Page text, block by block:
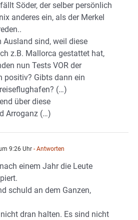
Söder, der selber persönlich
anderes ein, als der Merkel
Ausland sind, weil diese
z.B. Mallorca gestattet hat,
nun Tests VOR der
positiv? Gibts dann ein
(…)
über diese
Arroganz (…)
9:26 Uhr - Antworten
einem Jahr die Leute
schuld an dem Ganzen,
dran halten. Es sind nicht